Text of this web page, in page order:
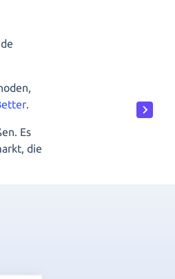
.
Es
die